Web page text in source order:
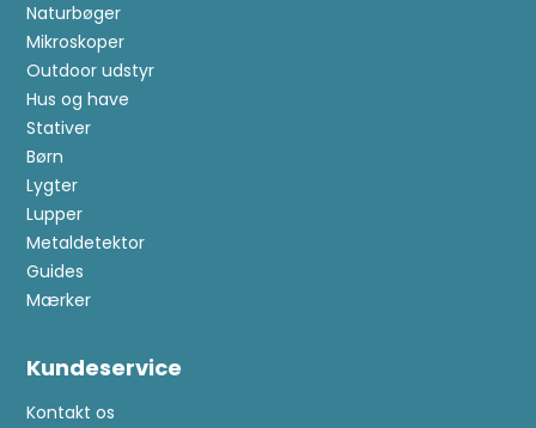
Naturbøger
Mikroskoper
Outdoor udstyr
Hus og have
Stativer
Børn
Lygter
Lupper
Metaldetektor
Guides
Mærker
Kundeservice
Kontakt os